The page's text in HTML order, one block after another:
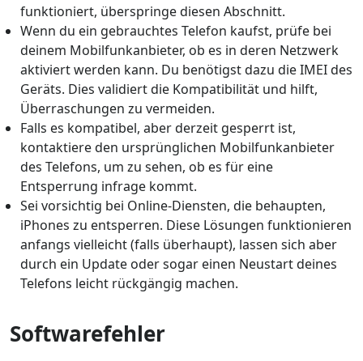
funktioniert, überspringe diesen Abschnitt.
Wenn du ein gebrauchtes Telefon kaufst, prüfe bei
deinem Mobilfunkanbieter, ob es in deren Netzwerk
aktiviert werden kann. Du benötigst dazu die IMEI des
Geräts. Dies validiert die Kompatibilität und hilft,
Überraschungen zu vermeiden.
Falls es kompatibel, aber derzeit gesperrt ist,
kontaktiere den ursprünglichen Mobilfunkanbieter
des Telefons, um zu sehen, ob es für eine
Entsperrung infrage kommt.
Sei vorsichtig bei Online-Diensten, die behaupten,
iPhones zu entsperren. Diese Lösungen funktionieren
anfangs vielleicht (falls überhaupt), lassen sich aber
durch ein Update oder sogar einen Neustart deines
Telefons leicht rückgängig machen.
Softwarefehler